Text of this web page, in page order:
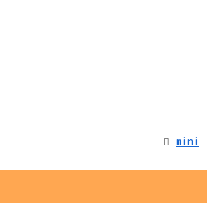
mini